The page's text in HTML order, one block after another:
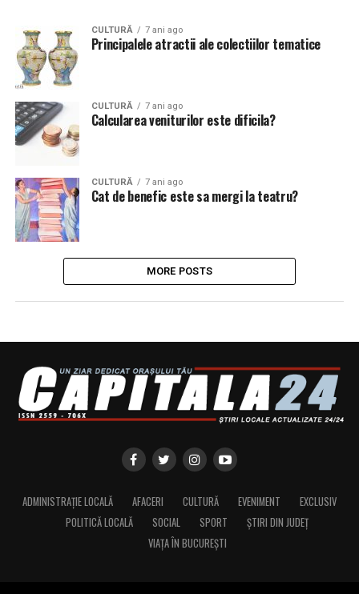
CULTURĂ 7 ani ago
Principalele atractii ale colectiilor tematice
CULTURĂ 7 ani ago
Calcularea veniturilor este dificila?
CULTURĂ 7 ani ago
Cat de benefic este sa mergi la teatru?
MORE POSTS
ADMINISTRAȚIE LOCALĂ AFACERI CULTURĂ EVENIMENT
EXCLUSIV
POLITICĂ LOCALĂ
SOCIAL SPORT
ȘTIRI DIN JUDEȚ
VIAȚA ÎN BUCUREȘTI